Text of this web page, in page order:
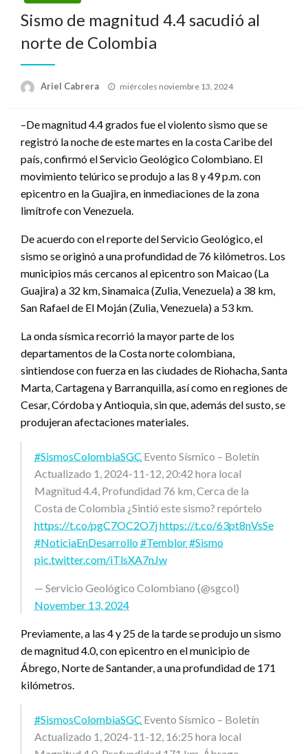
Sismo de magnitud 4.4 sacudió al
norte de Colombia
Ariel Cabrera
Publicado
miércoles noviembre 13, 2024
–De magnitud 4.4 grados fue el violento sismo que se
registró la noche de este martes en la costa Caribe del
país, confirmó el Servicio Geológico Colombiano. El
movimiento telúrico se produjo a las 8 y 49 p.m. con
epicentro en la Guajira, en inmediaciones de la zona
limítrofe con Venezuela.
De acuerdo con el reporte del Servicio Geológico, el
sismo se originó a una profundidad de 76 kilómetros. Los
municipios más cercanos al epicentro son Maicao (La
Guajira) a 32 km, Sinamaica (Zulia, Venezuela) a 38 km,
San Rafael de El Moján (Zulia, Venezuela) a 53 km.
La onda sísmica recorrió la mayor parte de los
departamentos de la Costa norte colombiana,
sintiendose con fuerza en las ciudades de Riohacha, Santa
Marta, Cartagena y Barranquilla, así como en regiones de
Cesar, Córdoba y Antioquia, sin que, además del susto, se
produjeran afectaciones materiales.
#SismosColombiaSGC Evento Sísmico – Boletín
Actualizado 1, 2024-11-12, 20:42 hora local
Magnitud 4.4, Profundidad 76 km, Cerca de la
Costa de Colombia ¿Sintió este sismo? repórtelo
https://t.co/pgC7OC2O7jhttps://t.co/63pt8nVsSe
#NoticiaEnDesarrollo#Temblor#Sismo
pic.twitter.com/iTlsXA7nJw
— Servicio Geológico Colombiano (@sgcol)
November 13, 2024
Previamente, a las 4 y 25 de la tarde se produjo un sismo
de magnitud 4.0, con epicentro en el municipio de
Ábrego, Norte de Santander, a una profundidad de 171
kilómetros.
#SismosColombiaSGC Evento Sísmico – Boletín
Actualizado 1, 2024-11-12, 16:25 hora local